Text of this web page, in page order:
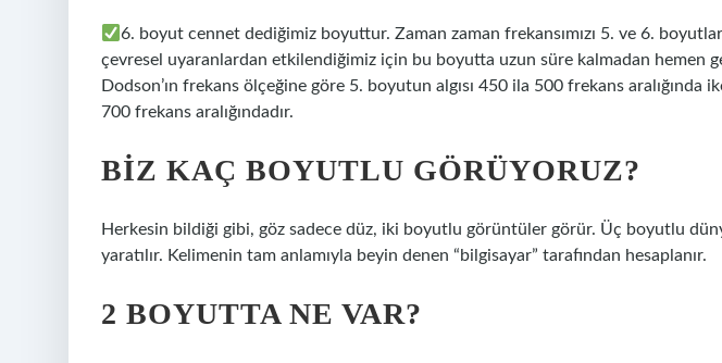
6. boyut cennet dediğimiz boyuttur. Zaman zaman frekansımızı 5. ve 6.
çevresel uyaranlardan etkilendiğimiz için bu boyutta uzun süre kalmadan hemen
Dodson’ın frekans ölçeğine göre 5. boyutun algısı 450 ila 500 frekans aralığında
700 frekans aralığındadır.
BIZ KAÇ BOYUTLU GÖRÜYORUZ?
Herkesin bildiği gibi, göz sadece düz, iki boyutlu görüntüler görür. Üç boyutlu
yaratılır. Kelimenin tam anlamıyla beyin denen “bilgisayar” tarafından hesaplanır.
2 BOYUTTA NE VAR?